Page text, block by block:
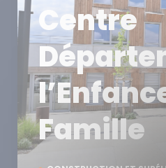
Centre
Famille